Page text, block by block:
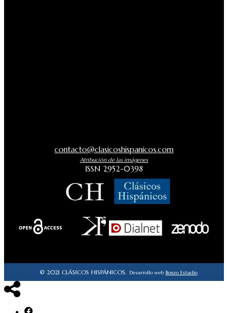
contacto@clasicoshispanicos.com
Atribución de las imágenes
ISSN 2952-0398
© 2021 CLÁSICOS HISPÁNICOS. Desarrollo web Bonzo Estudio